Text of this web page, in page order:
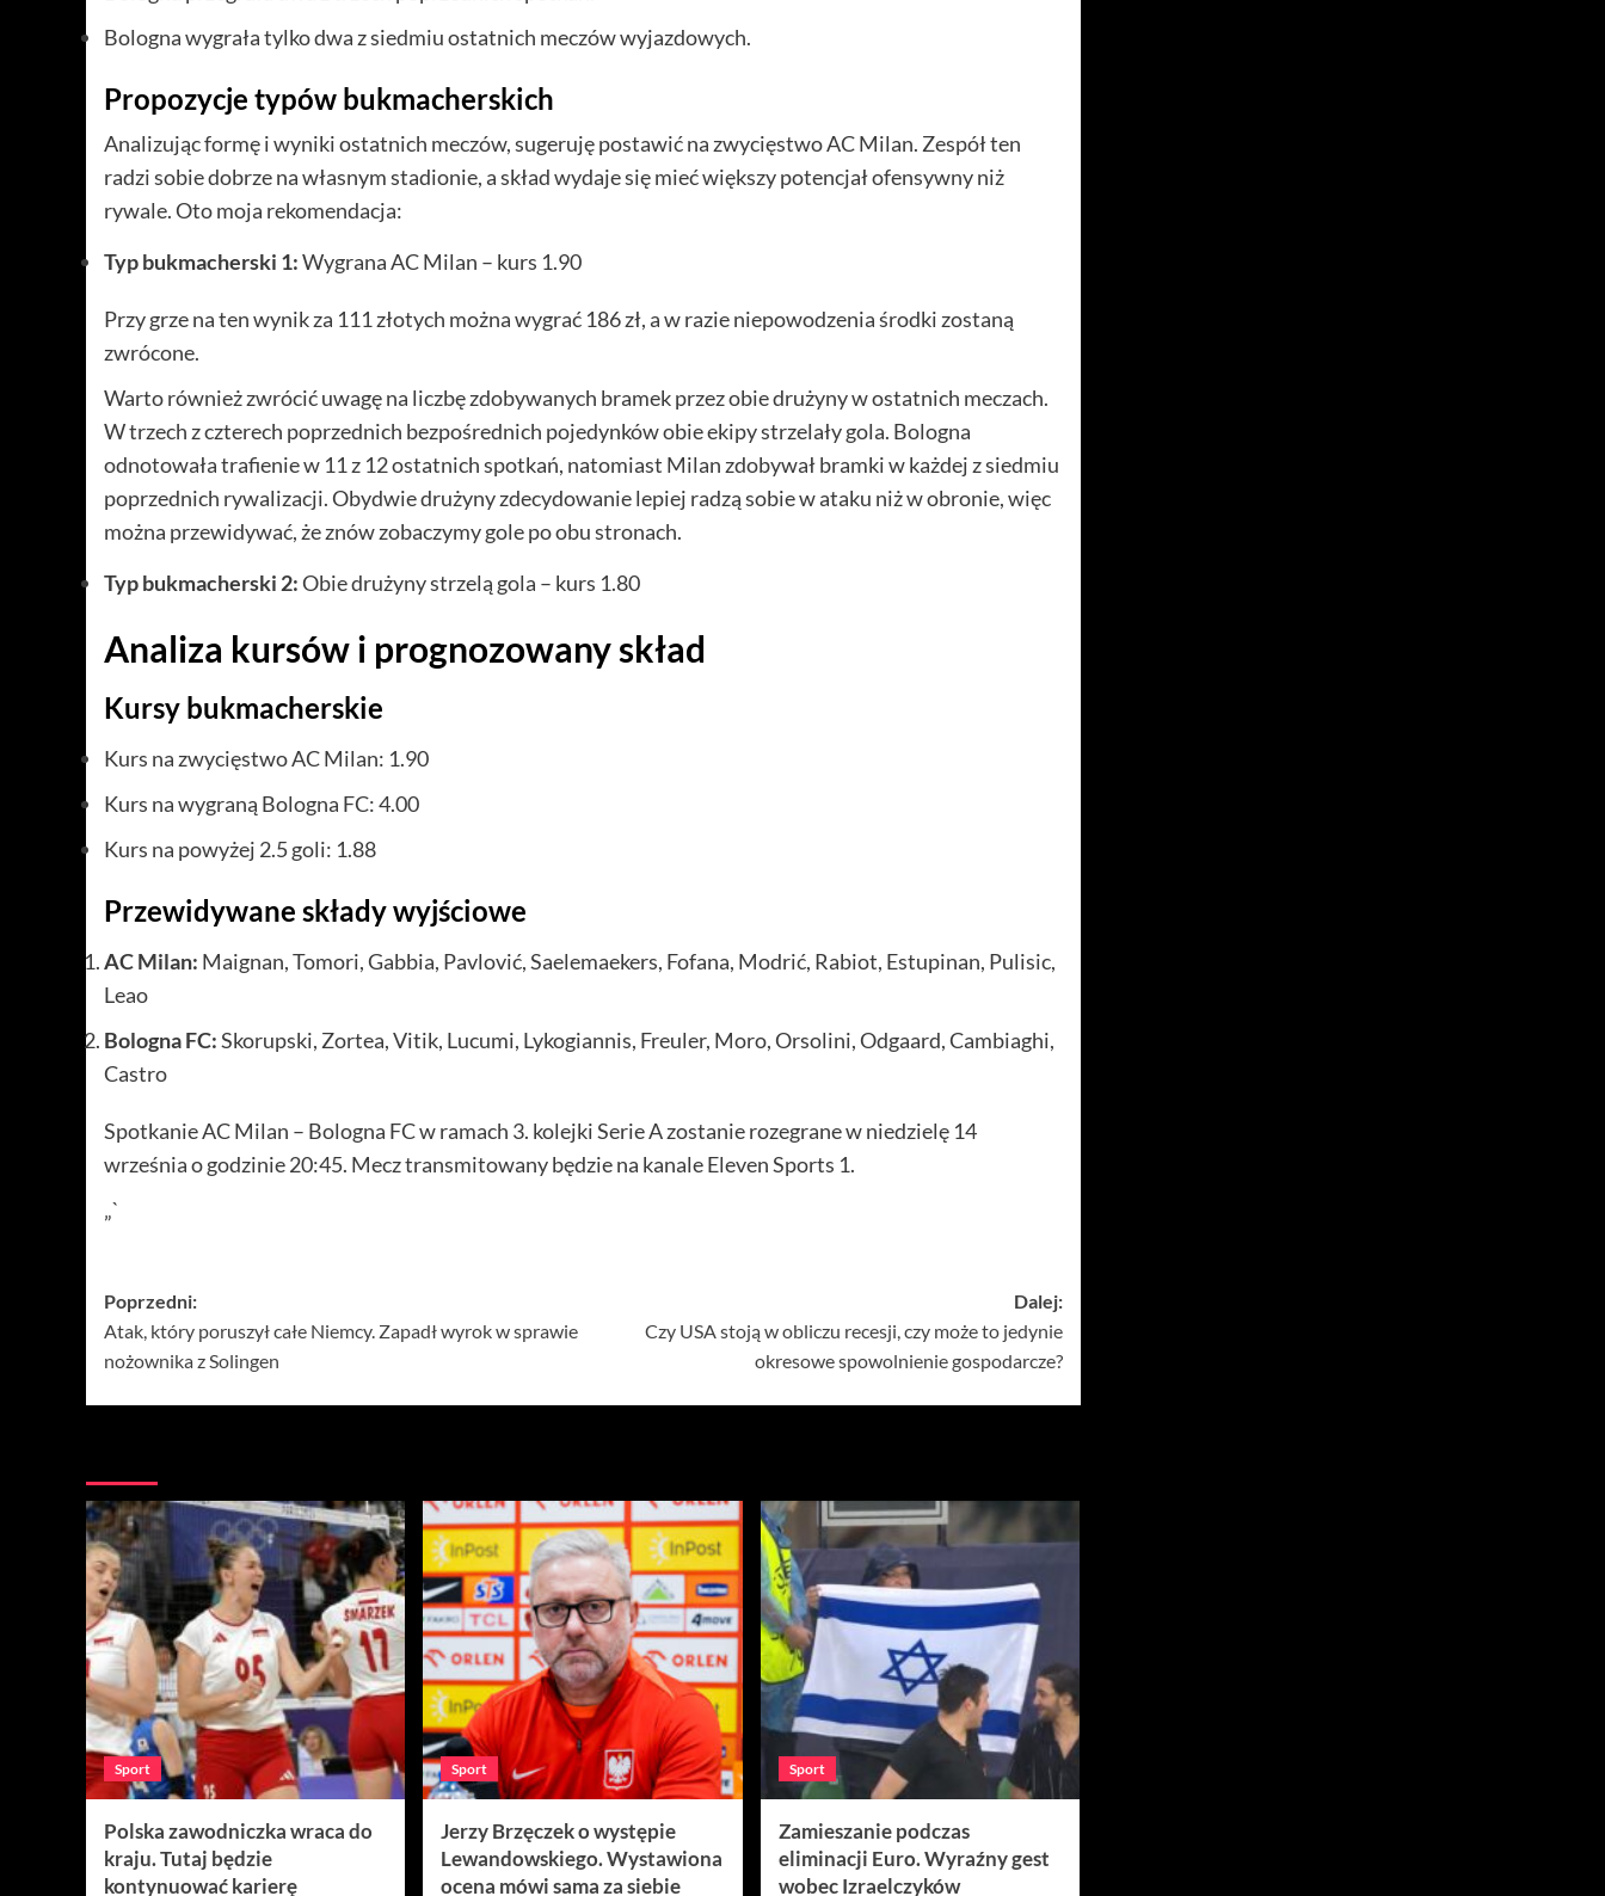
Bologna wygrała tylko dwa z siedmiu ostatnich meczów wyjazdowych.
Propozycje typów bukmacherskich
Analizując formę i wyniki ostatnich meczów, sugeruję postawić na zwycięstwo AC Milan. Zespół ten
radzi sobie dobrze na własnym stadionie, a skład wydaje się mieć większy potencjał ofensywny niż
rywale. Oto moja rekomendacja:
Typ bukmacherski 1:Wygrana AC Milan – kurs 1.90
Przy grze na ten wynik za 111 złotych można wygrać 186 zł, a w razie niepowodzenia środki zostaną
zwrócone.
Warto również zwrócić uwagę na liczbę zdobywanych bramek przez obie drużyny w ostatnich meczach.
W trzech z czterech poprzednich bezpośrednich pojedynków obie ekipy strzelały gola. Bologna
odnotowała trafienie w 11 z 12 ostatnich spotkań, natomiast Milan zdobywał bramki w każdej z siedmiu
poprzednich rywalizacji. Obydwie drużyny zdecydowanie lepiej radzą sobie w ataku niż w obronie, więc
można przewidywać, że znów zobaczymy gole po obu stronach.
Typ bukmacherski 2:Obie drużyny strzelą gola – kurs 1.80
Analiza kursów i prognozowany skład
Kursy bukmacherskie
Kurs na zwycięstwo AC Milan: 1.90
Kurs na wygraną Bologna FC: 4.00
Kurs na powyżej 2.5 goli: 1.88
Przewidywane składy wyjściowe
AC Milan: Maignan, Tomori, Gabbia, Pavlović, Saelemaekers, Fofana, Modrić, Rabiot, Estupinan, Pulisic,
Leao
Bologna FC:Skorupski, Zortea, Vitik, Lucumi, Lykogiannis, Freuler, Moro, Orsolini, Odgaard, Cambiaghi,
Castro
Spotkanie AC Milan – Bologna FC w ramach 3. kolejki Serie A zostanie rozegrane w niedzielę 14
września o godzinie 20:45. Mecz transmitowany będzie na kanale Eleven Sports 1.
„`
Zobacz
wpisy
Poprzedni:
Atak, który poruszył całe Niemcy. Zapadł wyrok w sprawie
nożownika z Solingen
Dalej:
Czy USA stoją w obliczu recesji, czy może to jedynie
okresowe spowolnienie gospodarcze?
Sport
Polska zawodniczka wraca do
kraju. Tutaj będzie
kontynuować karierę
Sport
Jerzy Brzęczek o występie
Lewandowskiego. Wystawiona
ocena mówi sama za siebie
Sport
Zamieszanie podczas
eliminacji Euro. Wyraźny gest
wobec Izraelczyków